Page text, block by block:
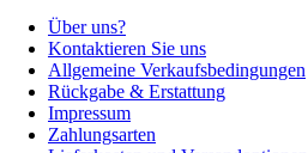
Über uns?
Kontaktieren Sie uns
Allgemeine Verkaufsbedingungen
Rückgabe & Erstattung
Impressum
Zahlungsarten